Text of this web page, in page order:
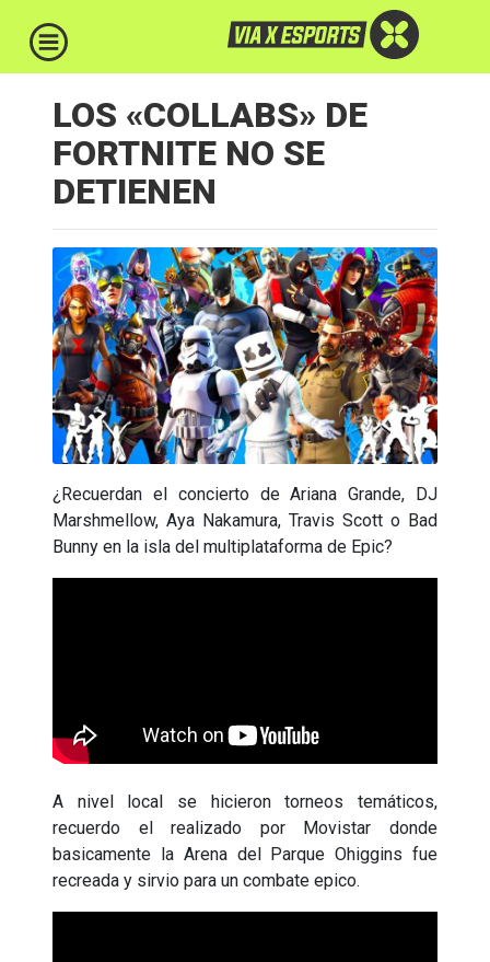
LOS «COLLABS» DE
FORTNITE NO SE
DETIENEN
¿Recuerdan el concierto de Ariana Grande, DJ
Marshmellow, Aya Nakamura, Travis Scott o Bad
Bunny en la isla del multiplataforma de Epic?
A nivel local se hicieron torneos temáticos,
recuerdo el realizado por Movistar donde
basicamente la Arena del Parque Ohiggins fue
recreada y sirvio para un combate epico.